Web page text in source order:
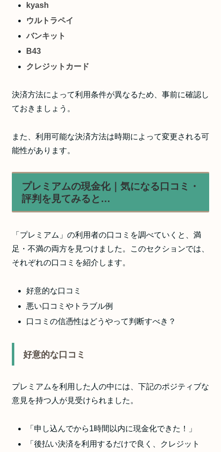
kyash
ウルトラペイ
バンキット
B43
クレジットカード
決済方法によって利用条件が異なるため、事前に確認し
ておきましょう。
また、利用可能な決済方法は時期によって変更される可
能性があります。
プレミアムの現金化｜気になる口コミ・
評判を見てみると…
「プレミアム」の利用者の口コミを調べていくと、満
足・不満の両方を見つけました。このセクションでは、
それぞれの口コミを紹介します。
好意的な口コミ
悪い口コミやトラブル例
口コミの信憑性はどうやって判断すべき？
好意的な口コミ
プレミアムを利用した人の中には、下記のポジティブな
意見を持つ人が見受けられました。
「申し込んでから1時間以内に現金化できた！」
「後払い決済を利用するだけで良く、クレジット